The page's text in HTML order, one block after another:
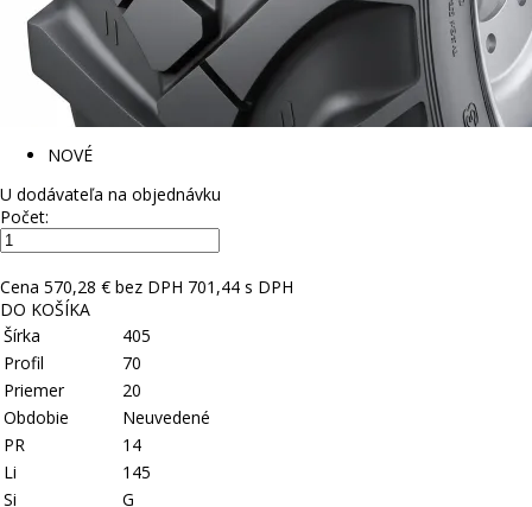
NOVÉ
U dodávateľa na objednávku
Počet:
Cena 570,28 € bez DPH 701,44 s DPH
DO KOŠÍKA
Šírka
405
Profil
70
Priemer
20
Obdobie
Neuvedené
PR
14
Li
145
Si
G